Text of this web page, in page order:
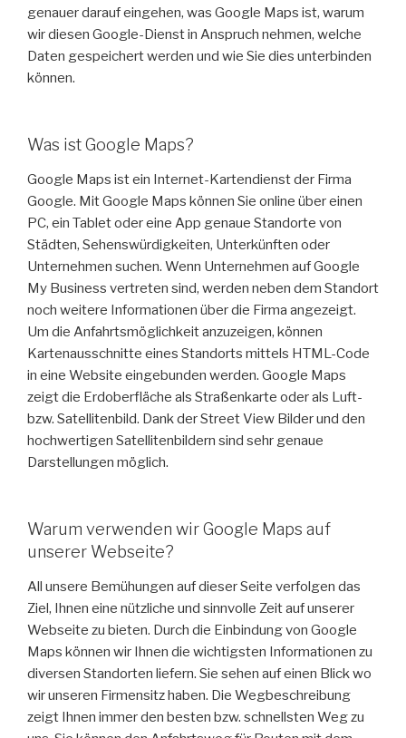
genauer darauf eingehen, was Google Maps ist, warum
wir diesen Google-Dienst in Anspruch nehmen, welche
Daten gespeichert werden und wie Sie dies unterbinden
können.
Was ist Google Maps?
Google Maps ist ein Internet-Kartendienst der Firma
Google. Mit Google Maps können Sie online über einen
PC, ein Tablet oder eine App genaue Standorte von
Städten, Sehenswürdigkeiten, Unterkünften oder
Unternehmen suchen. Wenn Unternehmen auf Google
My Business vertreten sind, werden neben dem Standort
noch weitere Informationen über die Firma angezeigt.
Um die Anfahrtsmöglichkeit anzuzeigen, können
Kartenausschnitte eines Standorts mittels HTML-Code
in eine Website eingebunden werden. Google Maps
zeigt die Erdoberfläche als Straßenkarte oder als Luft-
bzw. Satellitenbild. Dank der Street View Bilder und den
hochwertigen Satellitenbildern sind sehr genaue
Darstellungen möglich.
Warum verwenden wir Google Maps auf
unserer Webseite?
All unsere Bemühungen auf dieser Seite verfolgen das
Ziel, Ihnen eine nützliche und sinnvolle Zeit auf unserer
Webseite zu bieten. Durch die Einbindung von Google
Maps können wir Ihnen die wichtigsten Informationen zu
diversen Standorten liefern. Sie sehen auf einen Blick wo
wir unseren Firmensitz haben. Die Wegbeschreibung
zeigt Ihnen immer den besten bzw. schnellsten Weg zu